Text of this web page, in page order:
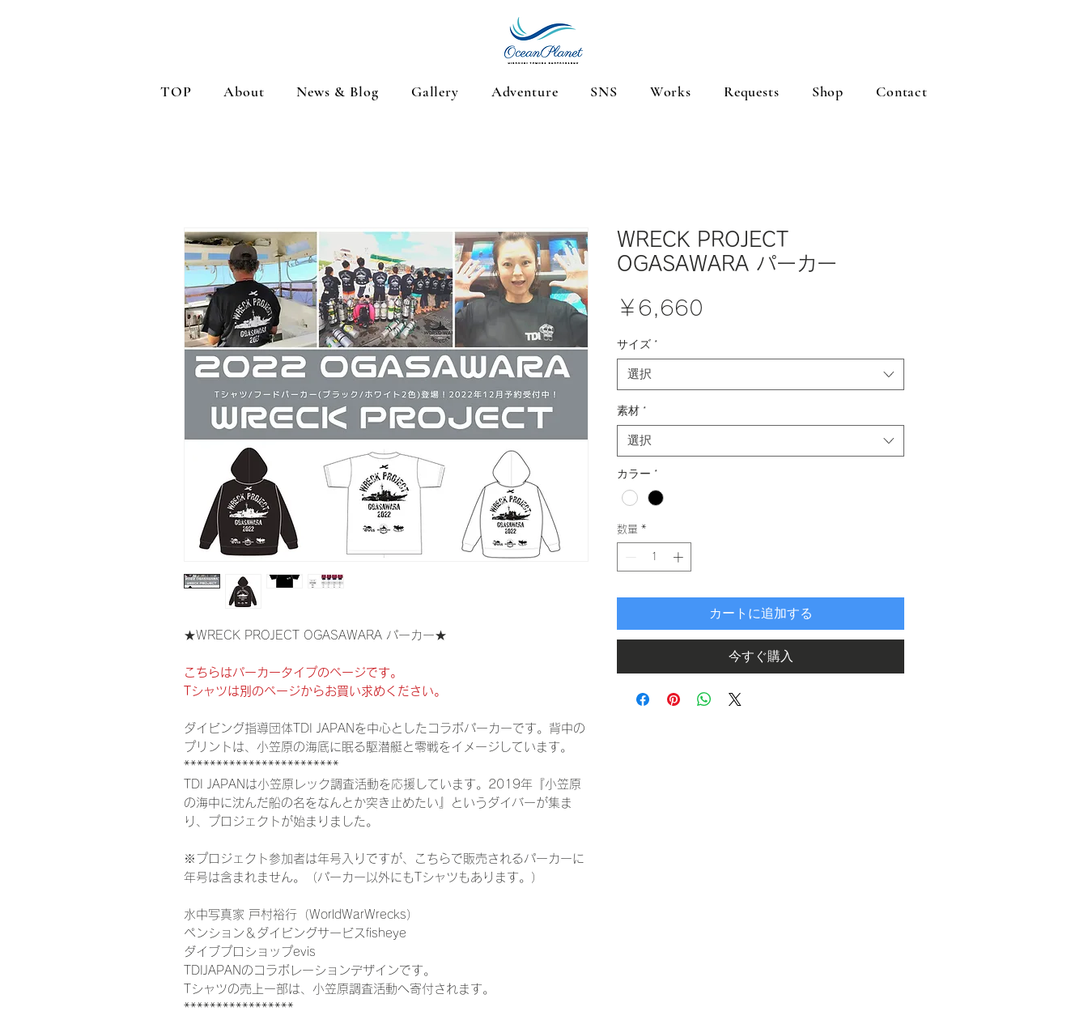
TOP About News & Blog Gallery Adventure SNS Works Requests Shop Contact
★WRECK PROJECT OGASAWARA パーカー★
こちらはパーカータイプのページです。
Tシャツは別のページからお買い求めください。
ダイビング指導団体TDI JAPANを中心としたコラボパーカーです。背中の
プリントは、小笠原の海底に眠る駆潜艇と零戦をイメージしています。
************************
TDI JAPANは小笠原レック調査活動を応援しています。2019年『小笠原
の海中に沈んだ船の名をなんとか突き止めたい』というダイバーが集ま
り、プロジェクトが始まりました。
※プロジェクト参加者は年号入りですが、こちらで販売されるパーカーに
年号は含まれません。（パーカー以外にもTシャツもあります。）
水中写真家 戸村裕行（WorldWarWrecks）
ペンション＆ダイビングサービスfisheye
ダイブプロショップevis
TDIJAPANのコラボレーションデザインです。
Tシャツの売上一部は、小笠原調査活動へ寄付されます。
*****************
WRECK PROJECT
OGASAWARA パーカー
￥6,660
サイズ *
選択
素材 *
選択
カラー *
数量 *
カートに追加する
今すぐ購入